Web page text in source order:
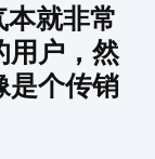
就非常
用户，然
是个传销